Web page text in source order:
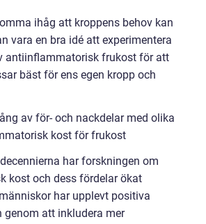
ihåg att kroppens behov kan
vara en bra idé att experimentera
antiinflammatorisk frukost för att
bäst för ens egen kropp och
av för- och nackdelar med olika
kost för frukost
har forskningen om
kost och dess fördelar ökat
har upplevt positiva
genom att inkludera mer